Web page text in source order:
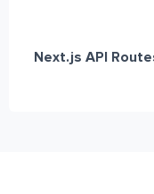
Next.js API